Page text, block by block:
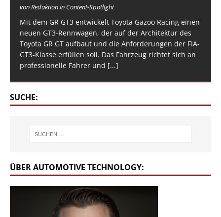
von Redaktion in Content-Spotlight
Mit dem GR GT3 entwickelt Toyota Gazoo Racing einen
neuen GT3-Rennwagen, der auf der Architektur des
Toyota GR GT aufbaut und die Anforderungen der FIA-
GT3-Klasse erfüllen soll. Das Fahrzeug richtet sich an
professionelle Fahrer und [...]
SUCHE:
ÜBER AUTOMOTIVE TECHNOLOGY: